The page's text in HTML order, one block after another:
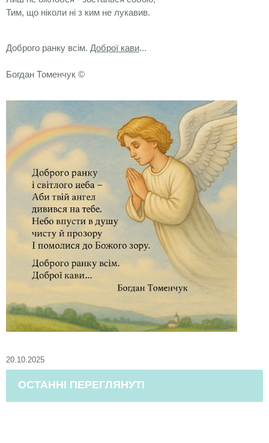
Тим, що ніколи ні з ким не лукавив.
Доброго ранку всім. Доброї кави...
Богдан Томенчук ©
20.10.2025
ОСТАННІ ПЕРЕГЛЯНУТІ